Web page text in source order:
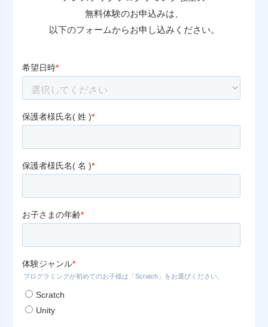
無料体験のお申込みは、
以下のフォームからお申し込みください。